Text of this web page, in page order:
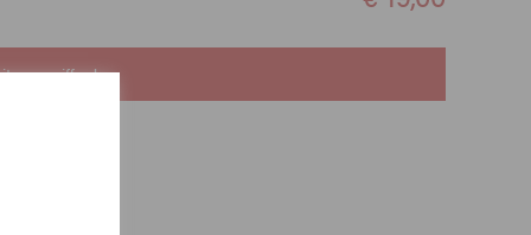
vergriffen!